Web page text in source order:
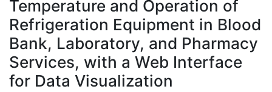
Temperature and Operation of
Refrigeration Equipment in Blood
Bank, Laboratory, and Pharmacy
Services, with a Web Interface
for Data Visualization